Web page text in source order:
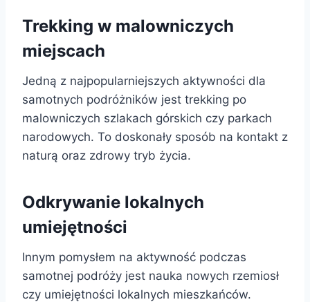
Trekking w malowniczych
miejscach
Jedną z najpopularniejszych aktywności dla
samotnych podróżników jest trekking po
malowniczych szlakach górskich czy parkach
narodowych. To doskonały sposób na kontakt z
naturą oraz zdrowy tryb życia.
Odkrywanie lokalnych
umiejętności
Innym pomysłem na aktywność podczas
samotnej podróży jest nauka nowych rzemiosł
czy umiejętności lokalnych mieszkańców.